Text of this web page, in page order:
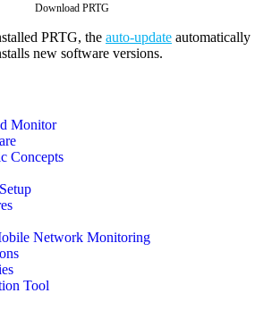
Monitor
Concepts
Network Monitoring
Tool
Download PRTG
PRTG, the auto-update automatically
new software versions.